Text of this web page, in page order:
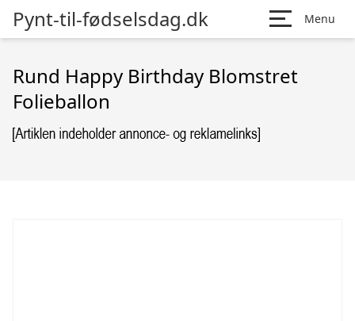
Pynt-til-fødselsdag.dk Menu
Rund Happy Birthday Blomstret
Folieballon